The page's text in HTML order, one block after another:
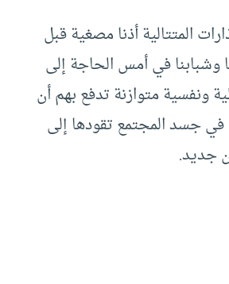
المتتالية أذنا مصغية قبل
وشبابنا في أمس الحاجة إلى
ونفسية متوازنة تدفع بهم أن
في جسد المجتمع تقودها إلى
جديد.